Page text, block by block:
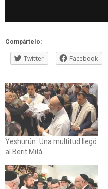
Compártelo:
Twitter Facebook
Yeshurún. Una multitud llegó
al Berit Milá